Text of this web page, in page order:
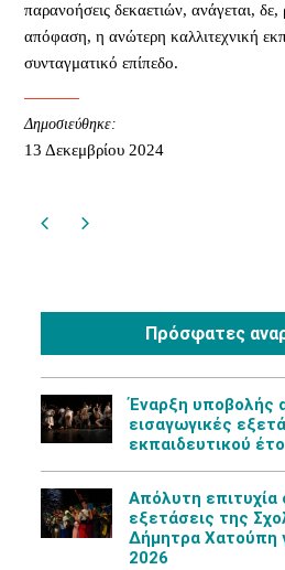
παρανοήσεις δεκαετιών, ανάγεται, δε,
απόφαση, η ανώτερη καλλιτεχνική
συνταγματικό επίπεδο.
Δημοσιεύθηκε:
13 Δεκεμβρίου 2024
Πρόσφατες
Έναρξη υποβολής
εισαγωγικές
εκπαιδευτικού
Aπόλυτη επιτυχία
εξετάσεις της
Δήμητρα Χατούπη
2026